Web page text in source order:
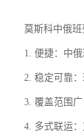
莫斯科中俄班
1. 便捷：中
2. 稳定可靠
3. 覆盖范围
4. 多式联运